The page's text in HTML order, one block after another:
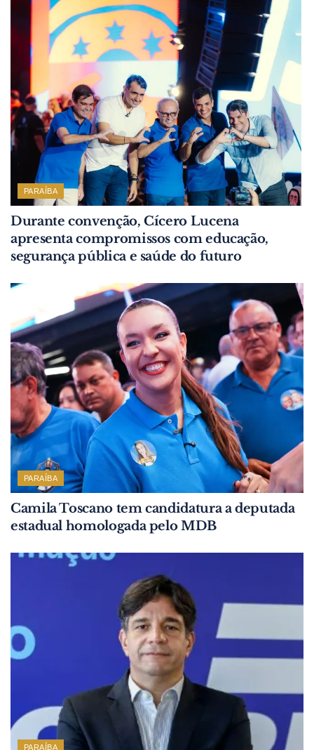
PARAÍBA
Durante convenção, Cícero Lucena
apresenta compromissos com educação,
segurança pública e saúde do futuro
PARAÍBA
Camila Toscano tem candidatura a deputada
estadual homologada pelo MDB
PARAÍBA